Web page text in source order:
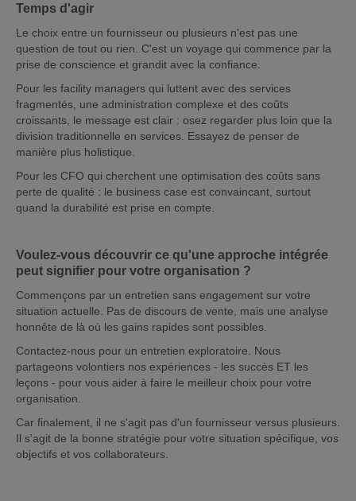
Temps d'agir
Le choix entre un fournisseur ou plusieurs n'est pas une
question de tout ou rien. C'est un voyage qui commence par la
prise de conscience et grandit avec la confiance.
Pour les facility managers qui luttent avec des services
fragmentés, une administration complexe et des coûts
croissants, le message est clair : osez regarder plus loin que la
division traditionnelle en services. Essayez de penser de
manière plus holistique.
Pour les CFO qui cherchent une optimisation des coûts sans
perte de qualité : le business case est convaincant, surtout
quand la durabilité est prise en compte.
Voulez-vous découvrir ce qu'une approche intégrée
peut signifier pour votre organisation ?
Commençons par un entretien sans engagement sur votre
situation actuelle. Pas de discours de vente, mais une analyse
honnête de là où les gains rapides sont possibles.
Contactez-nous pour un entretien exploratoire. Nous
partageons volontiers nos expériences - les succès ET les
leçons - pour vous aider à faire le meilleur choix pour votre
organisation.
Car finalement, il ne s'agit pas d'un fournisseur versus plusieurs.
Il s'agit de la bonne stratégie pour votre situation spécifique, vos
objectifs et vos collaborateurs.